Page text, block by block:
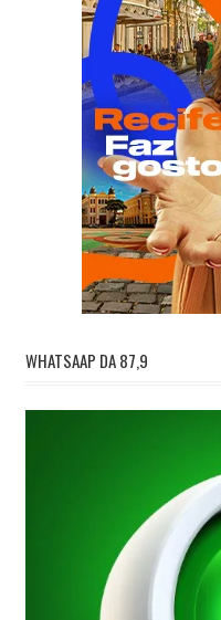
WHATSAAP DA 87,9